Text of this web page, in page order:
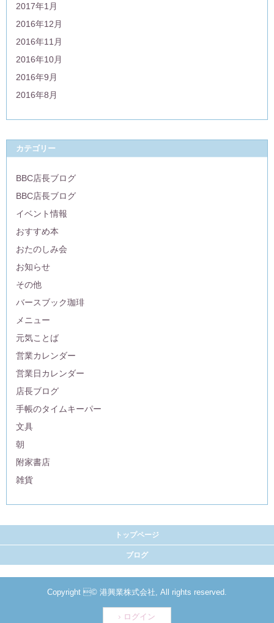
2017年1月
2016年12月
2016年11月
2016年10月
2016年9月
2016年8月
カテゴリー
BBC店長ブログ
BBC店長ブログ
イベント情報
おすすめ本
おたのしみ会
お知らせ
その他
バースブック珈琲
メニュー
元気ことば
営業カレンダー
営業日カレンダー
店長ブログ
手帳のタイムキーパー
文具
朝
附家書店
雑貨
トップページ
ブログ
Copyright © 港興業株式会社, All rights reserved.
ログイン